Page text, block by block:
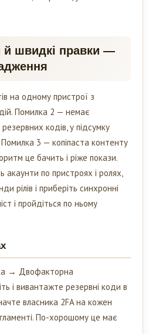
й швидкі правки —
на одному пристрої з
Помилка 2 — немає
кодів, у підсумку
3 — копіпаста контенту
це бачить і ріже покази.
акаунти по пристроях і ролях,
рілів і приберіть синхронні
і пройдіться по ньому
→ Двофакторна
і вивантажте резервні коди в
власника 2FA на кожен
По-хорошому це має